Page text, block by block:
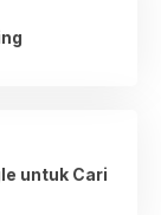
untuk Cari